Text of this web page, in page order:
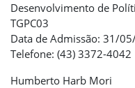
Desenvolvimento de
TGPC03
Data de Admissão: 31/
Telefone: (43) 3372-4042
Humberto Harb Mori